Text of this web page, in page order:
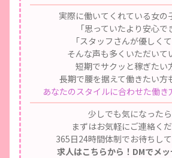
実際に働いてくれている女の
「思っていたより安心で
「スタッフさんが優しくて
そんな声も多くいただいて
短期でサクッと稼ぎたい
長期で腰を据えて働きたい方
あなたのスタイルに合わせた働き
少しでも気になったら
まずはお気軽にご連絡く
365日24時間体制でお待ちして
求人はこちらから！DMでメ